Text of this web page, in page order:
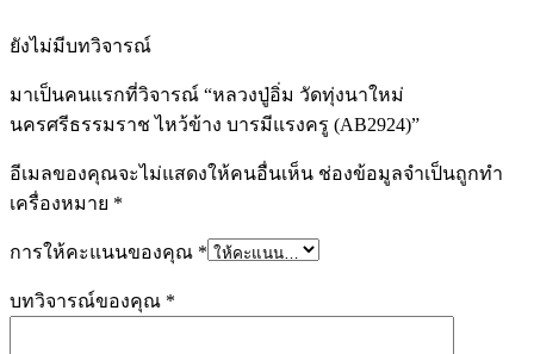
ยังไม่มีบทวิจารณ์
มาเป็นคนแรกที่วิจารณ์ “หลวงปู่อิ่ม วัดทุ่งนาใหม่
นครศรีธรรมราช ไหว้ข้าง บารมีแรงครู (AB2924)”
อีเมลของคุณจะไม่แสดงให้คนอื่นเห็น ช่องข้อมูลจำเป็นถูกทำ
เครื่องหมาย *
การให้คะแนนของคุณ *
บทวิจารณ์ของคุณ *